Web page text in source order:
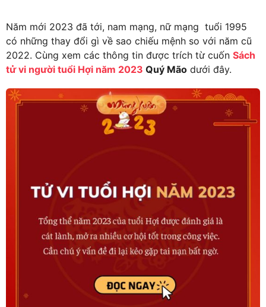
2
3
Năm mới 2023 đã tới, nam mạng, nữ mạng tuổi 1995
có những thay đổi gì về sao chiếu mệnh so với năm cũ
2022. Cùng xem các thông tin được trích từ cuốn Sách
tử vi người tuổi Hợi năm 2023 Quý Mão dưới đây.